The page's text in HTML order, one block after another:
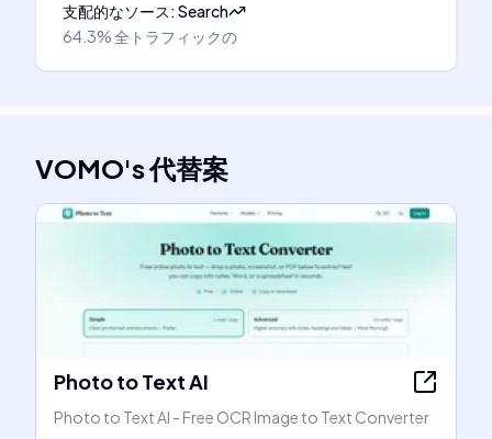
支配的なソース:Search
64.3%全トラフィックの
VOMO's代替案
Photo to Text AI
Photo to Text AI - Free OCR Image to Text Converter